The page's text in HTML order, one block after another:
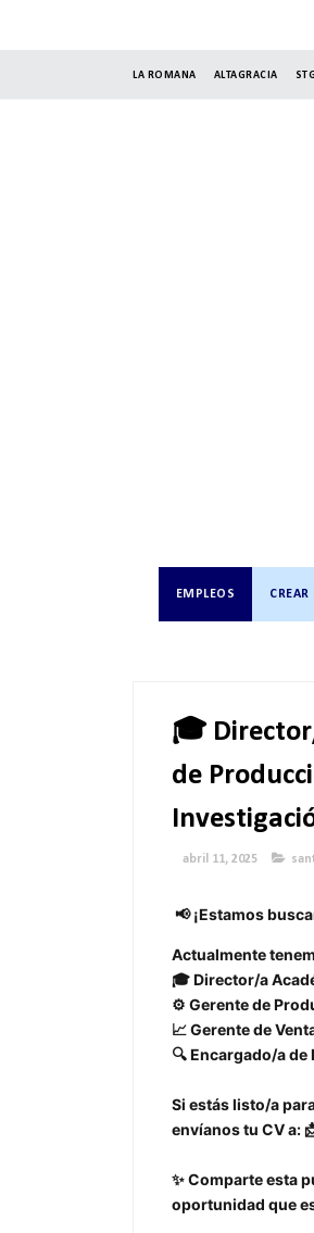
LA ROMANA ALTAGRACIA
EMPLEOS CREAR
🎓
de
abril 11, 2025
📢 ¡Estamos
Actualmente
🎓 Director/a
⚙️ Gerente de
📈 Gerente de
🔍 Encargado/a
Si estás listo/a
envíanos tu CV a:
✨ Comparte esta
oportunidad que